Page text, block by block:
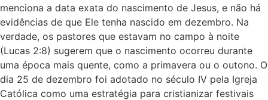
menciona a data exata do nascimento de Jesus, e não há
evidências de que Ele tenha nascido em dezembro. Na
verdade, os pastores que estavam no campo à noite
(Lucas 2:8) sugerem que o nascimento ocorreu durante
uma época mais quente, como a primavera ou o outono. O
dia 25 de dezembro foi adotado no século IV pela Igreja
Católica como uma estratégia para cristianizar festivais